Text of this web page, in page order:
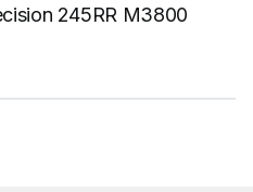
245RR M3800